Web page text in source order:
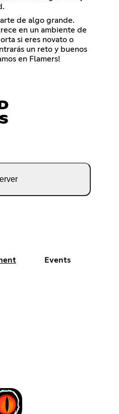
de algo grande.
en un ambiente de
si eres novato o
un reto y buenos
en Flamers!
Events